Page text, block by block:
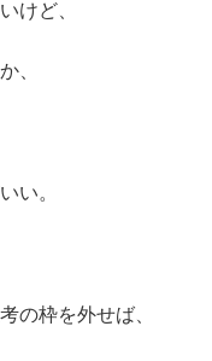
けど、
、
い。
の枠を外せば、